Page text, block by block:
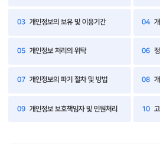
03 개인정보의 보유 및 이용기간 04
05 개인정보 처리의 위탁 06
07 개인정보의 파기 절차 및 방법 08
09 개인정보 보호책임자 및 민원처리 10